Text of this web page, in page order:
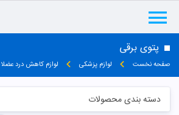
پتوی برقی
صفحه نخست لوازم پزشکی لوازم کاهش درد
دسته بندی محصولات